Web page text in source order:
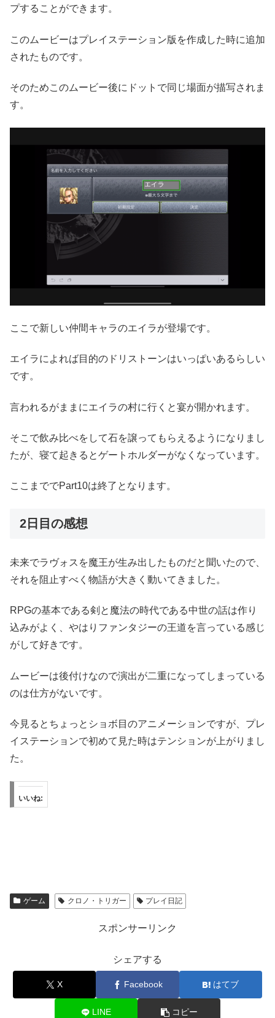
プすることができます。
このムービーはプレイステーション版を作成した時に追加
されたものです。
そのためこのムービー後にドットで同じ場面が描写されま
す。
ここで新しい仲間キャラのエイラが登場です。
エイラによれば目的のドリストーンはいっぱいあるらしい
です。
言われるがままにエイラの村に行くと宴が開かれます。
そこで飲み比べをして石を譲ってもらえるようになりまし
たが、寝て起きるとゲートホルダーがなくなっています。
ここまででPart10は終了となります。
2日目の感想
未来でラヴォスを魔王が生み出したものだと聞いたので、
それを阻止すべく物語が大きく動いてきました。
RPGの基本である剣と魔法の時代である中世の話は作り
込みがよく、やはりファンタジーの王道を言っている感じ
がして好きです。
ムービーは後付けなので演出が二重になってしまっている
のは仕方がないです。
今見るとちょっとショボ目のアニメーションですが、プレ
イステーションで初めて見た時はテンションが上がりまし
た。
いいね:
ゲーム クロノ・トリガー プレイ日記
スポンサーリンク
シェアする
X Facebook はてブ
LINE コピー